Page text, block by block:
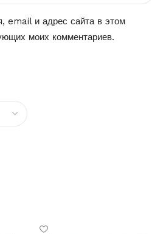
email и адрес сайта в этом
моих комментариев.